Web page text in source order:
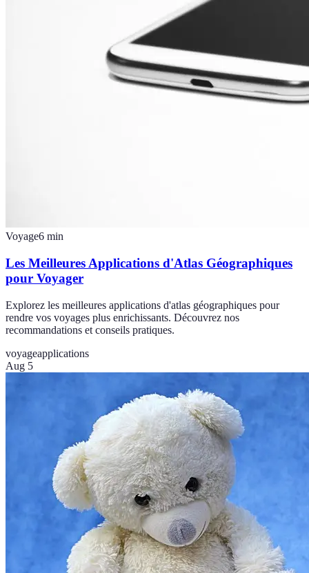
Voyage6 min
Les Meilleures Applications d'Atlas Géographiques
pour Voyager
Explorez les meilleures applications d'atlas géographiques pour
rendre vos voyages plus enrichissants. Découvrez nos
recommandations et conseils pratiques.
voyageapplications
Aug 5